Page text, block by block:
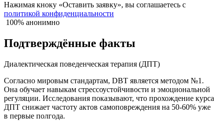
Нажимая кноку «Оставить заявку», вы соглашаетесь с
политикой конфиденциальности
100% анонимно
Подтверждённые факты
Диалектическая поведенческая терапия (ДПТ)
Согласно мировым стандартам, DBT является методом №1.
Она обучает навыкам стрессоустойчивости и эмоциональной
регуляции. Исследования показывают, что прохождение курса
ДПТ снижает частоту актов самоповреждения на 50-60% уже
в первые полгода.